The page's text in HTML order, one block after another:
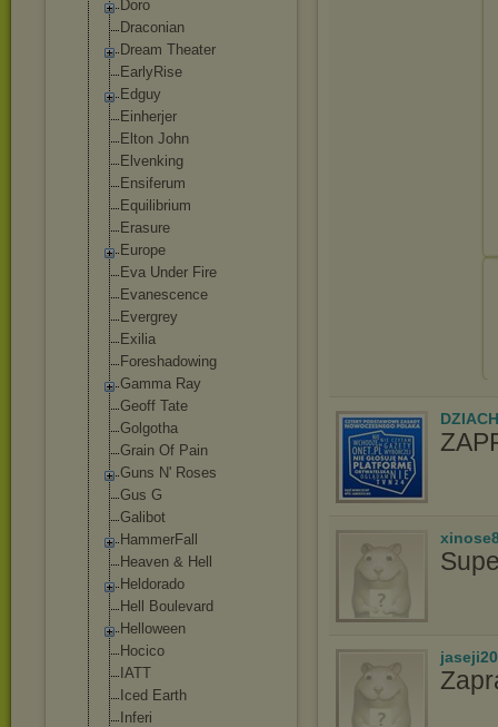
Doro
Draconian
Dream Theater
EarlyRise
Edguy
Einherjer
Elton John
Elvenking
Ensiferum
Equilibrium
Erasure
Europe
Eva Under Fire
Evanescence
Evergrey
Exilia
Foreshadowing
Gamma Ray
Geoff Tate
Golgotha
Grain Of Pain
Guns N' Roses
Gus G
Gаlibоt
HammerFall
Heaven & Hell
Heldorado
Hell Boulevard
Helloween
Hocico
IATT
Iced Earth
Inferi